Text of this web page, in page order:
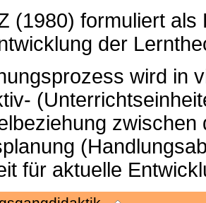
(1980) formuliert als
der
wird in
für aktuelle